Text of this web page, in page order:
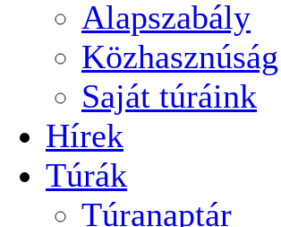
Alapszabály
Közhasznúság
Saját túráink
Hírek
Túrák
Túranaptár